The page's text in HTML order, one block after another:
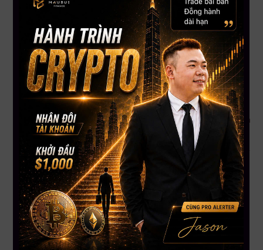
Xây dựng tư duy đầu tư đúng ngay từ nền tảng.
Biết cách phân tích dự án, đọc hiểu chart và xác định điểm
vào/ra hợp lý.
Biết cách quản lý vốn, kiểm soát rủi ro, và xây dựng danh mục
cá nhân phù hợp.
Cập nhật các xu hướng mới nhất, tránh bị tụt lại phía sau thị
trường.
Khóa học không chỉ dạy lý thuyết mà còn cung cấpbài tập
thực chiến, case study và hệ thống tài liệu rõ ràng
để bạn
có thể áp dụng ngay.
Đừng để thông tin điều khiển bạn – Hãy làm chủ quyết định
đầu tư
Thông tin không phải là “kẻ thù”. Nhưng nếu bạn thiếu kỹ
năng xử lý thông tin, nó sẽ khiến bạn
hoảng loạn, nghi ngờ
chính mình và mất phương hướng
Hãy chọn học một lần cho bài bản, để sau này bạn không còn